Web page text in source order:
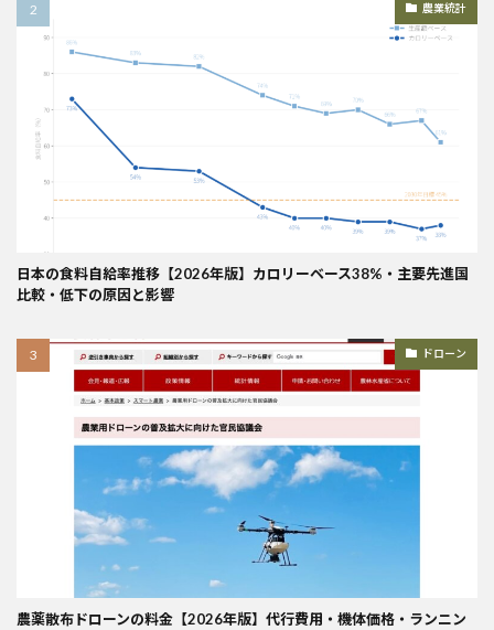
農業統計
日本の食料自給率推移【2026年版】カロリーベース38%・主要先進国
比較・低下の原因と影響
ドローン
農薬散布ドローンの料金【2026年版】代行費用・機体価格・ランニン